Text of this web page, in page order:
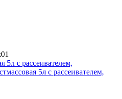
5л с рассеивателем,
5л с рассеивателем,